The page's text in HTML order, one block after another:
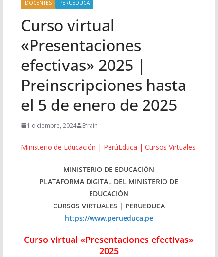
DOCENTES
PERÚEDUCA
Curso virtual
«Presentaciones
efectivas» 2025 |
Preinscripciones hasta
el 5 de enero de 2025
1 diciembre, 2024 Efrain
Ministerio de Educación | PerúEduca | Cursos Virtuales
MINISTERIO DE EDUCACIÓN
PLATAFORMA DIGITAL DEL MINISTERIO DE
EDUCACIÓN
CURSOS VIRTUALES | PERUEDUCA
https://www.perueduca.pe
Curso virtual «Presentaciones efectivas»
2025